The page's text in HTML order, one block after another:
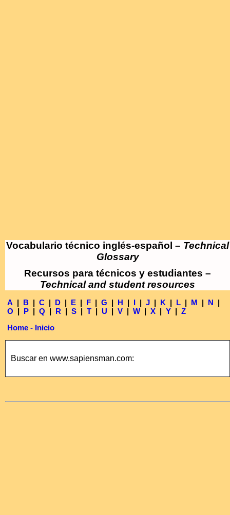
Vocabulario técnico inglés-español – Technical
Glossary
Recursos para técnicos y estudiantes –
Technical and student resources
A | B | C | D | E | F | G | H | I | J | K | L | M | N |
O | P | Q | R | S | T | U | V | W | X | Y | Z
Home - Inicio
Buscar en www.sapiensman.com: